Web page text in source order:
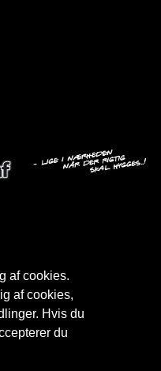
af cookies.
af cookies,
Hvis du
du